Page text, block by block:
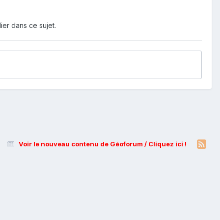
dans ce sujet.
Voir le nouveau contenu de Géoforum / Cliquez ici !